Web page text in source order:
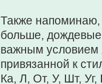
Также напоминаю,
больше, дождевые
важным условием
привязанной к
Ка, Л, От, У, Шт, Уг,